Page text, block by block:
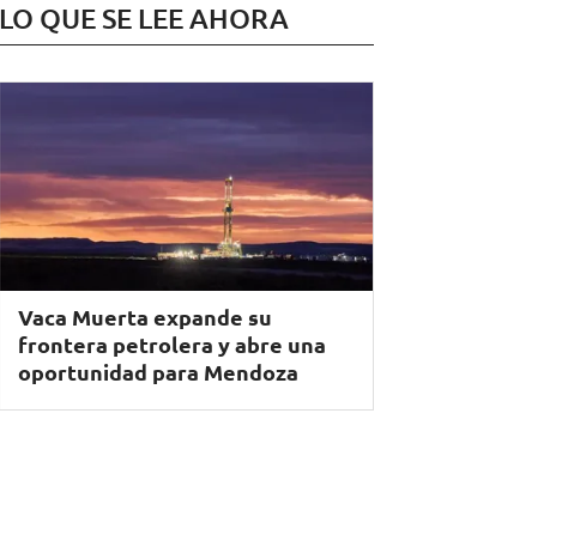
LO QUE SE LEE AHORA
Vaca Muerta expande su
frontera petrolera y abre una
oportunidad para Mendoza